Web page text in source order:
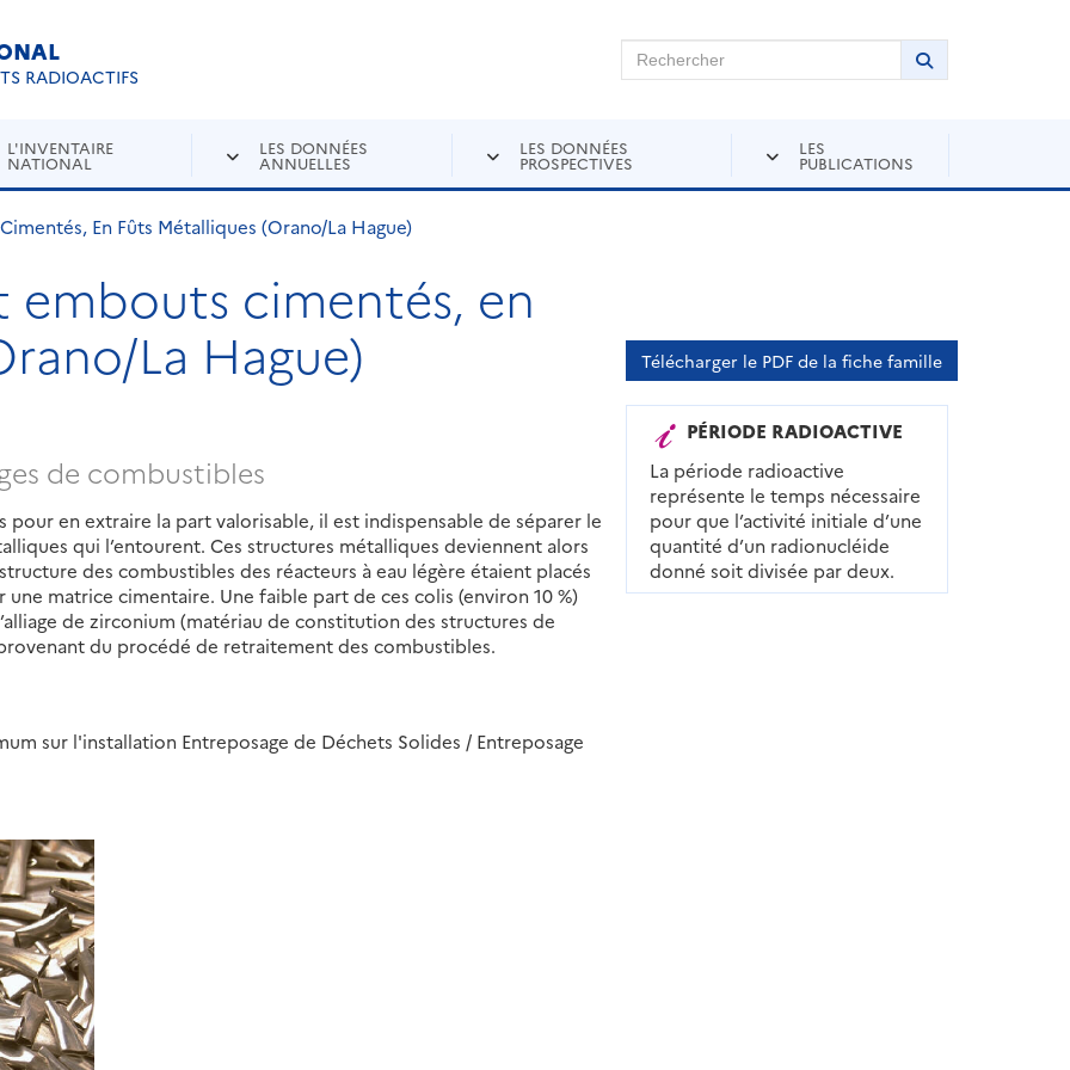
RADIOACTIFS
Rechercher sur Andra Inventaire Rechercher
Lancer la
L'INVENTAIRE
NATIONAL
LES DONNÉES
ANNUELLES
LES DONNÉES
PROSPECTIVES
LES
PUBLICATIONS
En Fûts Métalliques (Orano/La Hague)
embouts cimentés, en
La Hague)
de combustibles
en extraire la part valorisable, il est indispensable de séparer le
qui l’entourent. Ces structures métalliques deviennent alors
des combustibles des réacteurs à eau légère étaient placés
matrice cimentaire. Une faible part de ces colis (environ 10 %)
de zirconium (matériau de constitution des structures de
du procédé de retraitement des combustibles.
sur l'installation Entreposage de Déchets Solides / Entreposage
Télécharger le PDF de la fiche famille
PÉRIODE RADIOACTIVE
La période radioactive
représente le temps nécessaire
pour que l’activité initiale d’une
quantité d’un radionucléide
donné soit divisée par deux.